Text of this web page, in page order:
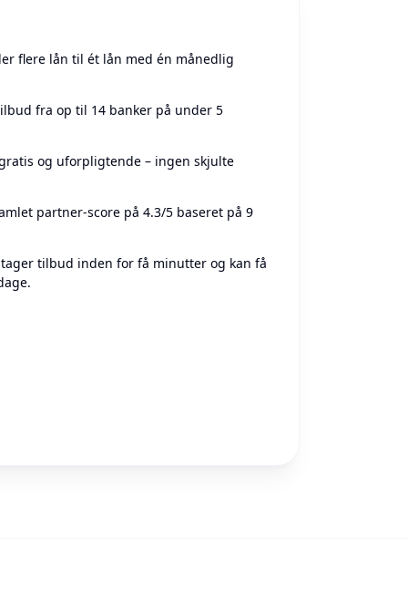
flere lån til ét lån med én månedlig
fra op til 14 banker på under 5
og uforpligtende – ingen skjulte
partner-score på 4.3/5 baseret på 9
tilbud inden for få minutter og kan få